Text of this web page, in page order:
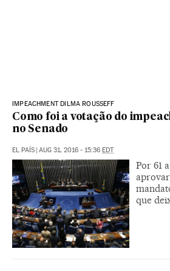
IMPEACHMENT DILMA ROUSSEFF
Como foi a votação do
no Senado
EL PAÍS | AUG 31, 2016 - 15:36 EDT
Por 61
que